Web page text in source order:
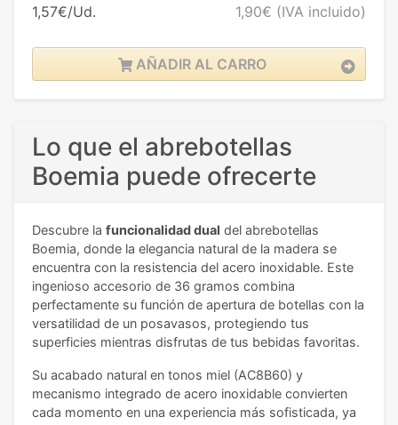
1,57€/Ud. 1,90€ (IVA incluido)
AÑADIR AL CARRO
Lo que el abrebotellas
Boemia puede ofrecerte
Descubre la funcionalidad dual del abrebotellas
Boemia, donde la elegancia natural de la madera se
encuentra con la resistencia del acero inoxidable. Este
ingenioso accesorio de 36 gramos combina
perfectamente su función de apertura de botellas con la
versatilidad de un posavasos, protegiendo tus
superficies mientras disfrutas de tus bebidas favoritas.
Su acabado natural en tonos miel (AC8B60) y
mecanismo integrado de acero inoxidable convierten
cada momento en una experiencia más sofisticada, ya